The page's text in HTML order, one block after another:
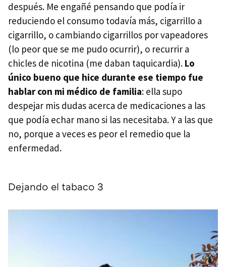
después. Me engañé pensando que podía ir
reduciendo el consumo todavía más, cigarrillo a
cigarrillo, o cambiando cigarrillos por vapeadores
(lo peor que se me pudo ocurrir), o recurrir a
chicles de nicotina (me daban taquicardia). Lo
único bueno que hice durante ese tiempo fue
hablar con mi médico de familia: ella supo
despejar mis dudas acerca de medicaciones a las
que podía echar mano si las necesitaba. Y a las que
no, porque a veces es peor el remedio que la
enfermedad.
Dejando el tabaco 3